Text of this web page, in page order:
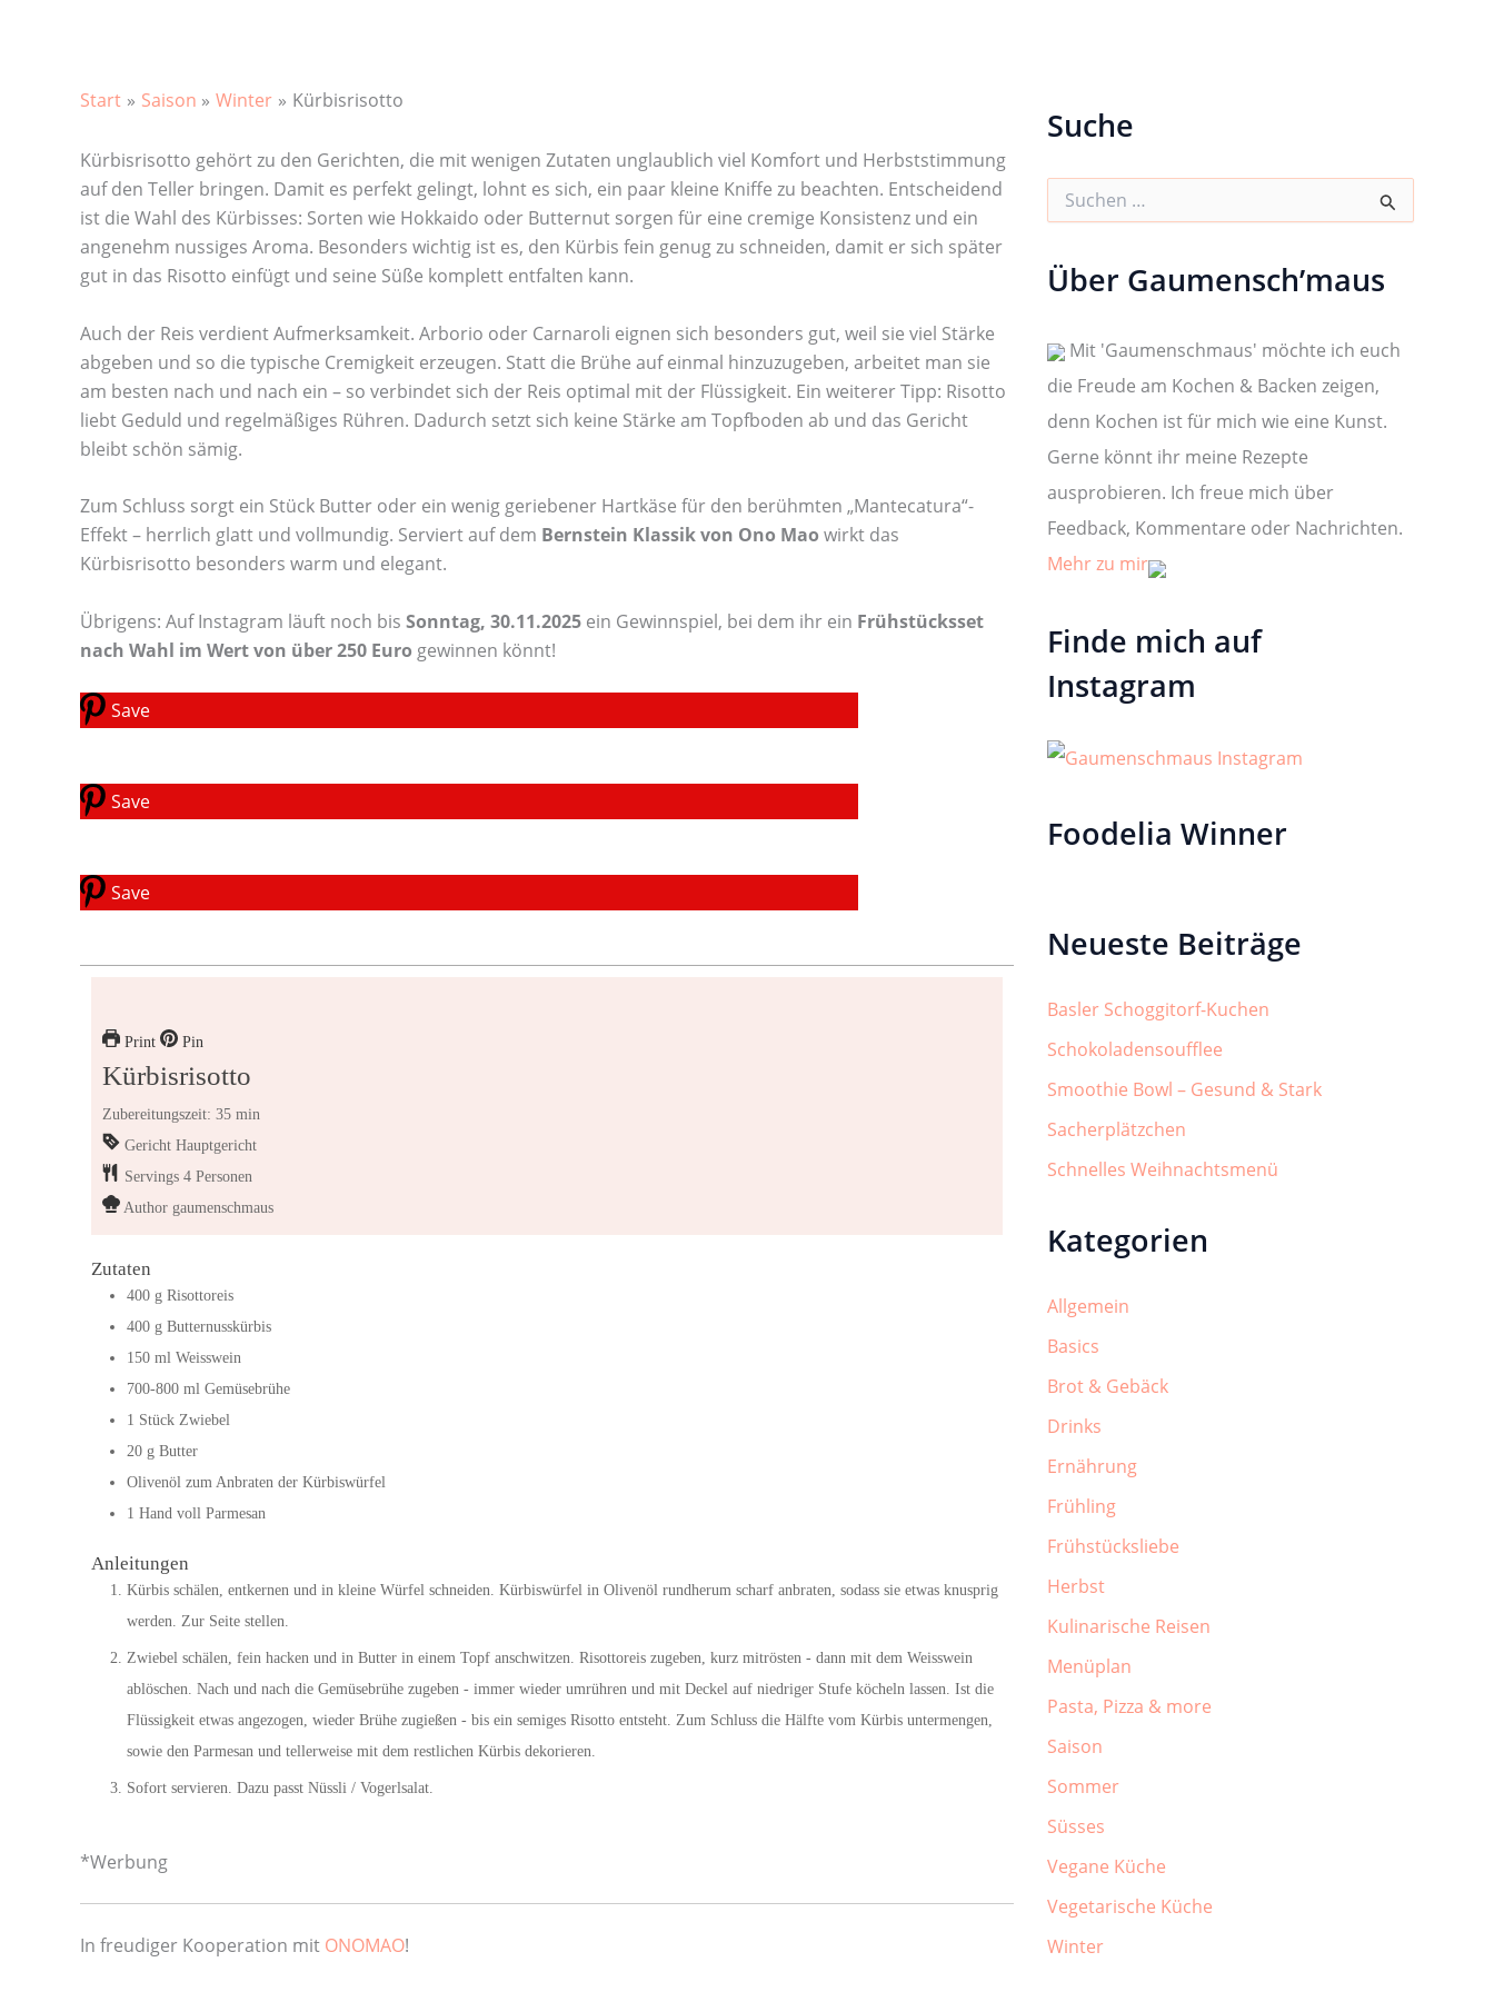
Start Saison Winter Kürbisrisotto
Kürbisrisotto gehört zu den Gerichten, die mit wenigen Zutaten unglaublich viel Komfort und Herbststimmung
auf den Teller bringen. Damit es perfekt gelingt, lohnt es sich, ein paar kleine Kniffe zu beachten. Entscheidend
ist die Wahl des Kürbisses: Sorten wie Hokkaido oder Butternut sorgen für eine cremige Konsistenz und ein
angenehm nussiges Aroma. Besonders wichtig ist es, den Kürbis fein genug zu schneiden, damit er sich später
gut in das Risotto einfügt und seine Süße komplett entfalten kann.
Auch der Reis verdient Aufmerksamkeit. Arborio oder Carnaroli eignen sich besonders gut, weil sie viel Stärke
abgeben und so die typische Cremigkeit erzeugen. Statt die Brühe auf einmal hinzuzugeben, arbeitet man sie
am besten nach und nach ein – so verbindet sich der Reis optimal mit der Flüssigkeit. Ein weiterer Tipp: Risotto
liebt Geduld und regelmäßiges Rühren. Dadurch setzt sich keine Stärke am Topfboden ab und das Gericht
bleibt schön sämig.
Zum Schluss sorgt ein Stück Butter oder ein wenig geriebener Hartkäse für den berühmten „Mantecatura“-
Effekt – herrlich glatt und vollmundig. Serviert auf dem Bernstein Klassik von Ono Mao wirkt das
Kürbisrisotto besonders warm und elegant.
Übrigens: Auf Instagram läuft noch bis Sonntag, 30.11.2025 ein Gewinnspiel, bei dem ihr ein Frühstücksset
nach Wahl im Wert von über 250 Euro gewinnen könnt!
Save
Save
Save
Print Pin
Kürbisrisotto
Zubereitungszeit: 35 min
Gericht Hauptgericht
Servings 4 Personen
Author gaumenschmaus
Zutaten
400 g Risottoreis
400 g Butternusskürbis
150 ml Weisswein
700-800 ml Gemüsebrühe
1 Stück Zwiebel
20 g Butter
Olivenöl zum Anbraten der Kürbiswürfel
1 Hand voll Parmesan
Anleitungen
Kürbis schälen, entkernen und in kleine Würfel schneiden. Kürbiswürfel in Olivenöl rundherum scharf anbraten, sodass sie etwas knusprig
werden. Zur Seite stellen.
Zwiebel schälen, fein hacken und in Butter in einem Topf anschwitzen. Risottoreis zugeben, kurz mitrösten - dann mit dem Weisswein
ablöschen. Nach und nach die Gemüsebrühe zugeben - immer wieder umrühren und mit Deckel auf niedriger Stufe köcheln lassen. Ist die
Flüssigkeit etwas angezogen, wieder Brühe zugießen - bis ein semiges Risotto entsteht. Zum Schluss die Hälfte vom Kürbis untermengen,
sowie den Parmesan und tellerweise mit dem restlichen Kürbis dekorieren.
Sofort servieren. Dazu passt Nüssli / Vogerlsalat.
*Werbung
In freudiger Kooperation mit ONOMAO!
Suche
e
a
c
h
Über Gaumensch’maus
Mit 'Gaumenschmaus' möchte ich euch
die Freude am Kochen & Backen zeigen,
denn Kochen ist für mich wie eine Kunst.
Gerne könnt ihr meine Rezepte
ausprobieren. Ich freue mich über
Feedback, Kommentare oder Nachrichten.
Mehr zu mir
Finde mich auf
Instagram
Foodelia Winner
Neueste Beiträge
Basler Schoggitorf-Kuchen
Schokoladensoufflee
Smoothie Bowl – Gesund & Stark
Sacherplätzchen
Schnelles Weihnachtsmenü
Kategorien
Allgemein
Basics
Brot & Gebäck
Drinks
Ernährung
Frühling
Frühstücksliebe
Herbst
Kulinarische Reisen
Menüplan
Pasta, Pizza & more
Saison
Sommer
Süsses
Vegane Küche
Vegetarische Küche
Winter